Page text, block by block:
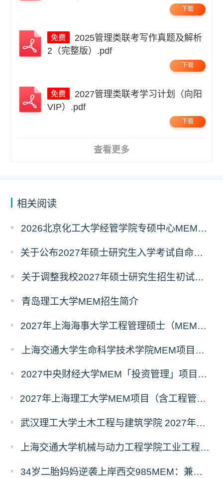
下载
2（完整版）.pdf
下载
VIP）.pdf
下载
查看更多
相关阅读
2026北京化工大学经管学院专硕中心MEM拟录取分析解读
关于公布2027年硕士研究生入学考试自命题考试科目考试大纲的通知
关于调整我校2027年硕士研究生招生初试科目的公告
青岛理工大学MEM招生简介
2027年上海海事大学工程管理硕士（MEM）宁波产教融合研究生培养项目
上海交通大学生命科学技术学院MEM项目全新介绍
2027中央财经大学MEM「投资管理」项目招生专题正式上线
2027年上海理工大学MEM项目（含工程管理、工业工程与管理、物流工程与管理）奖助学金政策发布
武汉理工大学土木工程与建筑学院 2027年工程管理硕士（MEM）招生简章
上海交通大学机械与动力工程学院工业工程学科硕士生招生专业及统考科目调整公告
34岁二胎妈妈逆袭上岸西交985MEM：兼顾工作带娃，零基础5个月逆风翻盘